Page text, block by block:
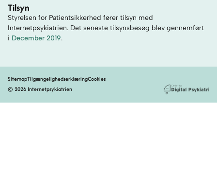
Tilsyn
Styrelsen for Patientsikkerhed fører tilsyn med
Internetpsykiatrien. Det seneste tilsynsbesøg blev gennemført
i December 2019.
SitemapTilgængelighedserklæringCookies
© 2026 Internetpsykiatrien